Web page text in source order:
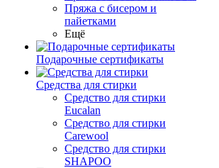
Пряжа с бисером и
пайетками
Ещё
Подарочные сертификаты
Средства для стирки
Средство для стирки
Eucalan
Средство для стирки
Carewool
Средство для стирки
SHAPOO